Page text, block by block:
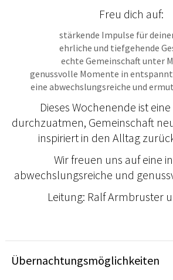
Freu dich auf:
stärkende Impulse für
ehrliche und tiefgehende
echte Gemeinschaft unter
genussvolle Momente in
eine abwechslungsreiche und
Dieses Wochenende ist
durchzuatmen, Gemeinschaft
inspiriert in den Alltag
Wir freuen uns auf eine
abwechslungsreiche und
Leitung: Ralf Armbruster
Übernachtungsmöglichkeiten